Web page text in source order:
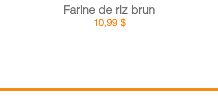
Farine de riz brun
10,99 $